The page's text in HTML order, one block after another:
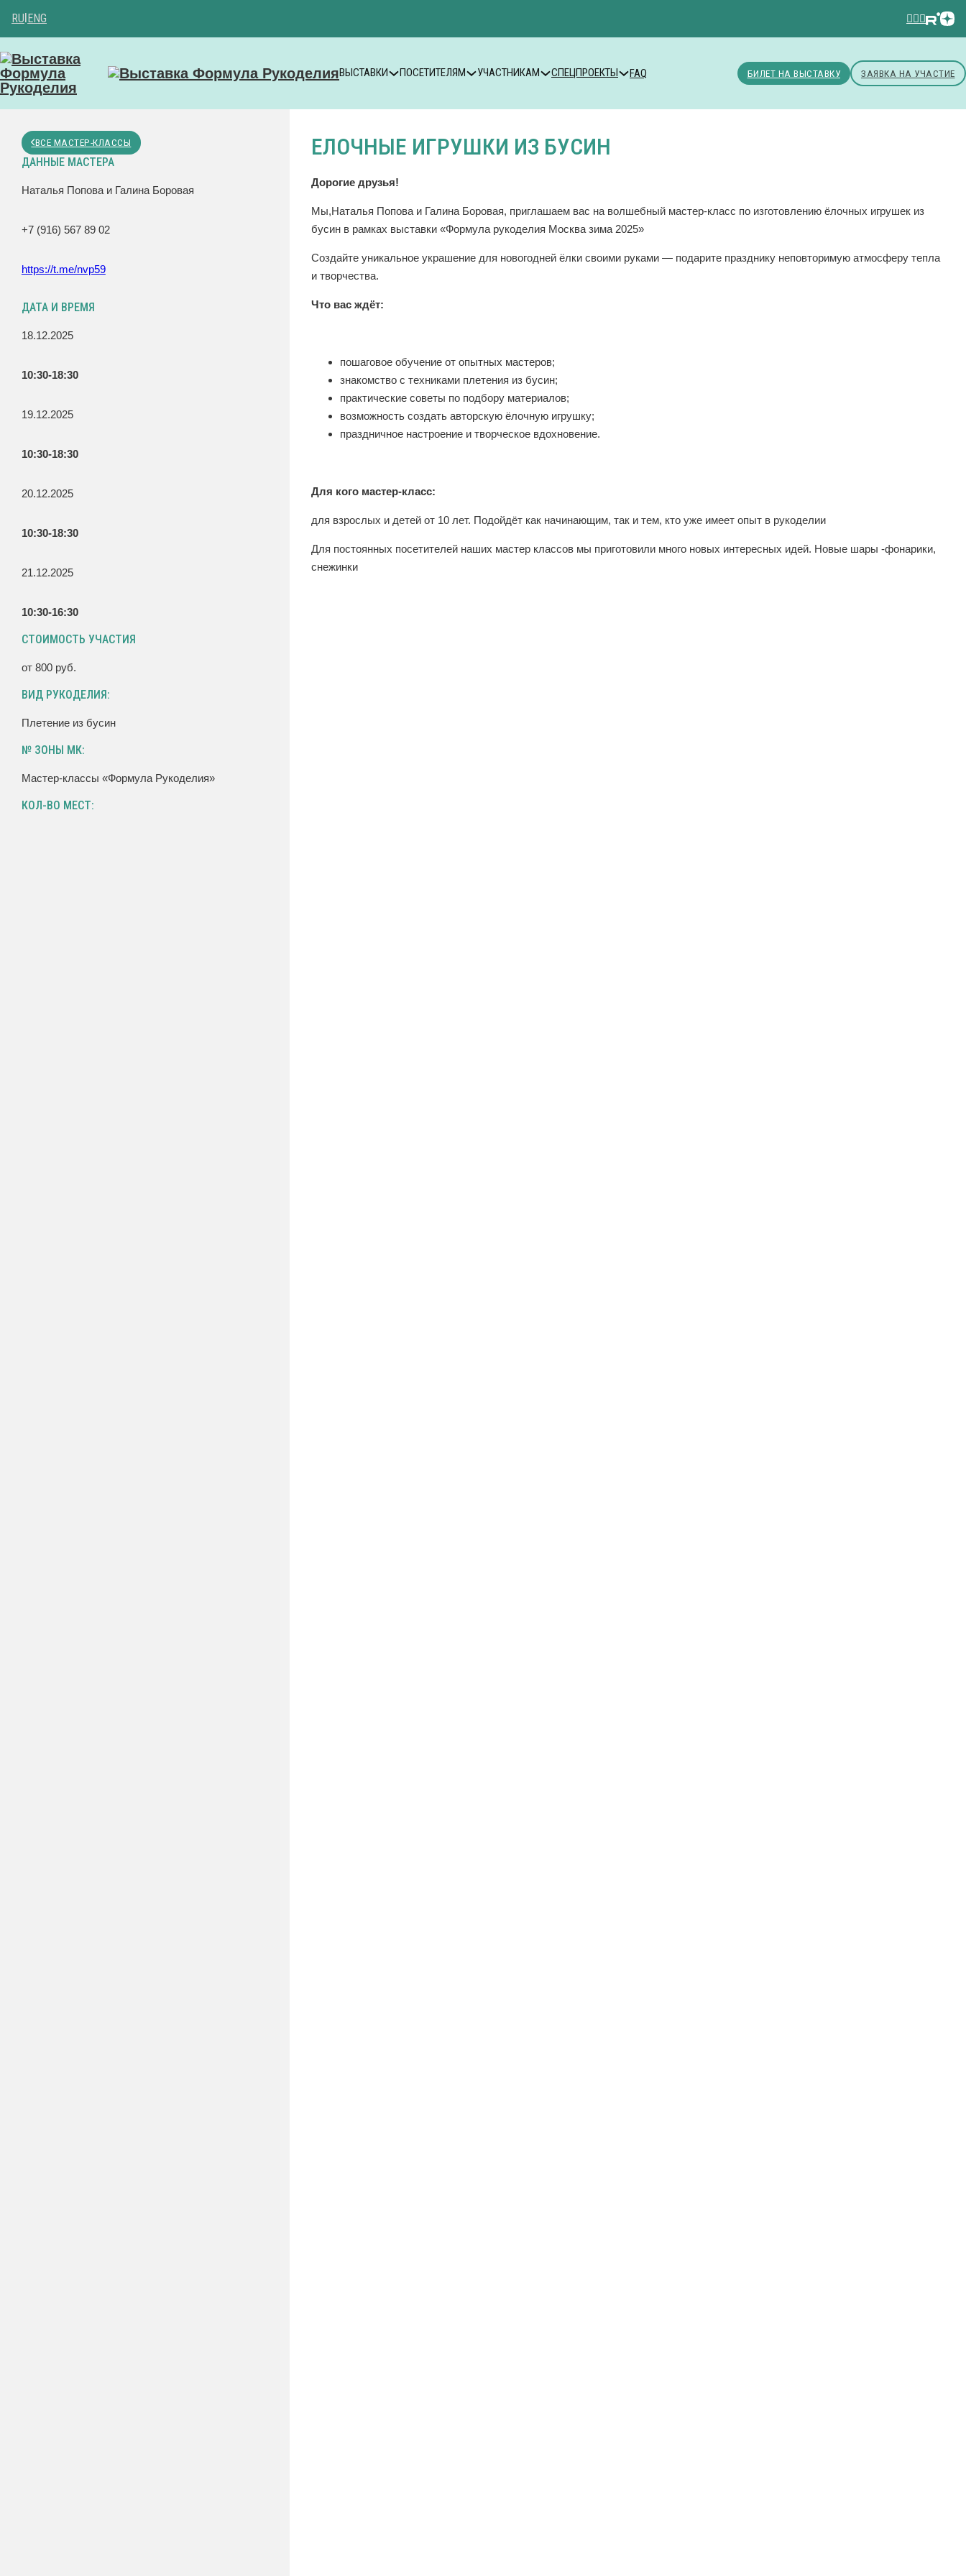
RU ENG
ВЫСТАВКИ ПОСЕТИТЕЛЯМ УЧАСТНИКАМ СПЕЦПРОЕКТЫ FAQ БИЛЕТ НА ВЫСТАВКУ ЗАЯВКА НА УЧАСТИЕ
ВСЕ МАСТЕР-КЛАССЫ
ДАННЫЕ МАСТЕРА
Наталья Попова и Галина Боровая
+7 (916) 567 89 02
https://t.me/nvp59
ДАТА И ВРЕМЯ
18.12.2025
10:30-18:30
19.12.2025
10:30-18:30
20.12.2025
10:30-18:30
21.12.2025
10:30-16:30
СТОИМОСТЬ УЧАСТИЯ
от 800 руб.
ВИД РУКОДЕЛИЯ:
Плетение из бусин
№ ЗОНЫ МК:
Мастер-классы «Формула Рукоделия»
КОЛ-ВО МЕСТ:
ЕЛОЧНЫЕ ИГРУШКИ ИЗ БУСИН
Дорогие друзья!
Мы,Наталья Попова и Галина Боровая, приглашаем вас на волшебный мастер‑класс по изготовлению ёлочных игрушек из
бусин в рамках выставки «Формула рукоделия Москва зима 2025»
Создайте уникальное украшение для новогодней ёлки своими руками — подарите празднику неповторимую атмосферу тепла
и творчества.
Что вас ждёт:
пошаговое обучение от опытных мастеров;
знакомство с техниками плетения из бусин;
практические советы по подбору материалов;
возможность создать авторскую ёлочную игрушку;
праздничное настроение и творческое вдохновение.
Для кого мастер‑класс:
для взрослых и детей от 10 лет. Подойдёт как начинающим, так и тем, кто уже имеет опыт в рукоделии
Для постоянных посетителей наших мастер классов мы приготовили много новых интересных идей. Новые шары -фонарики,
снежинки